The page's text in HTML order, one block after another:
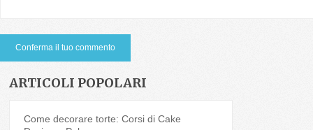
ARTICOLI POPOLARI
Come decorare torte: Corsi di Cake